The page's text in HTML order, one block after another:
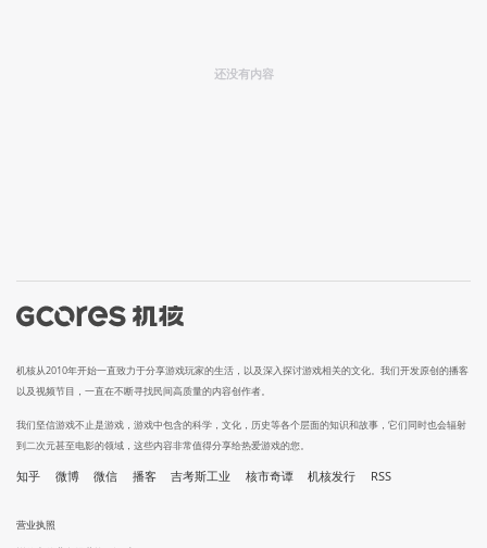
还没有内容
机核从2010年开始一直致力于分享游戏玩家的生活，以及深入探讨游戏相关的文化。我们开发原创的播客
以及视频节目，一直在不断寻找民间高质量的内容创作者。
我们坚信游戏不止是游戏，游戏中包含的科学，文化，历史等各个层面的知识和故事，它们同时也会辐射
到二次元甚至电影的领域，这些内容非常值得分享给热爱游戏的您。
知乎 微博 微信 播客 吉考斯工业 核市奇谭 机核发行 RSS
营业执照